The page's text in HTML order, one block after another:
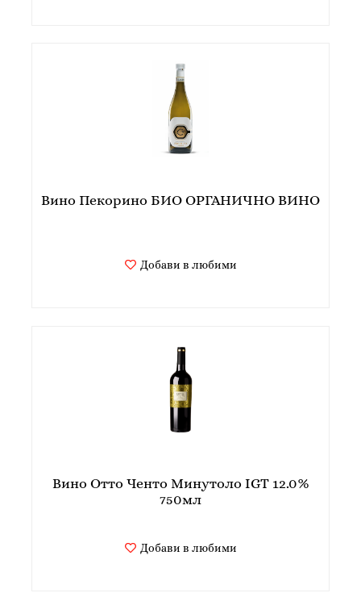
Вино Пекорино БИО ОРГАНИЧНО ВИНО
Добави в любими
Вино Отто Ченто Минутоло IGT 12.0%
750мл
Добави в любими